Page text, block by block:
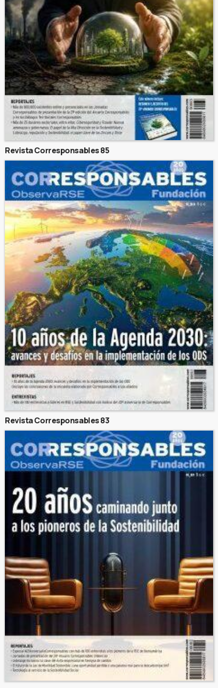
Revista Corresponsables 85
Revista Corresponsables 83